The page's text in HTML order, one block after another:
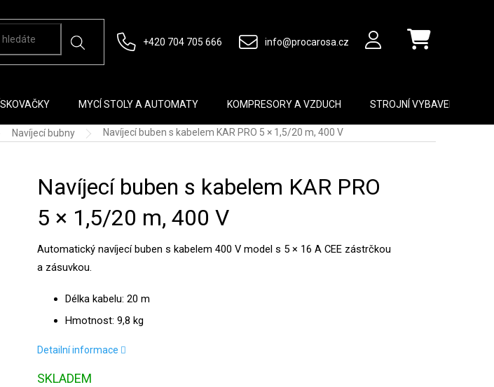
+420 704 705 666 info@procarosa.cz Nákupní košík
MYCÍ STOLY A AUTOMATY KOMPRESORY A VZDUCH STROJNÍ VYBAVENÍ
Navíjecí bubny Navíjecí buben s kabelem KAR PRO 5 × 1,5/20 m, 400 V
Navíjecí buben s kabelem KAR PRO
5 × 1,5/20 m, 400 V
Automatický navíjecí buben s kabelem 400 V model s 5 × 16 A CEE zástrčkou
a zásuvkou.
Délka kabelu: 20 m
Hmotnost: 9,8 kg
Detailní informace
SKLADEM